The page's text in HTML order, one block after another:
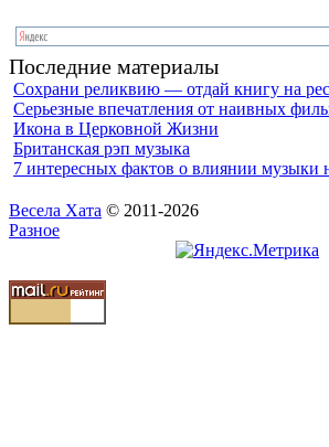
Последние материалы
Сохрани реликвию — отдай книгу на
Серьезные впечатления от наивных
Икона в Церковной Жизни
Британская рэп музыка
7 интересных фактов о влиянии музыки
Весела Хата © 2011-2026
Разное